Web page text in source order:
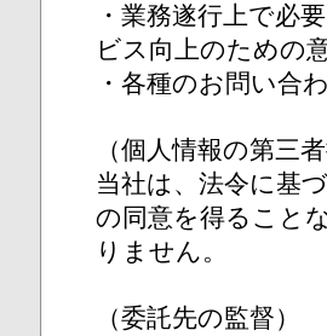
・業務遂行上で必
ビス向上のための
・各種のお問い合
（個人情報の第三
当社は、法令に基
の同意を得ること
りません。
（委託先の監督）